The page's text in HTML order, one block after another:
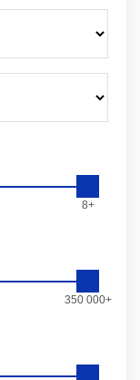
8+
350 000+